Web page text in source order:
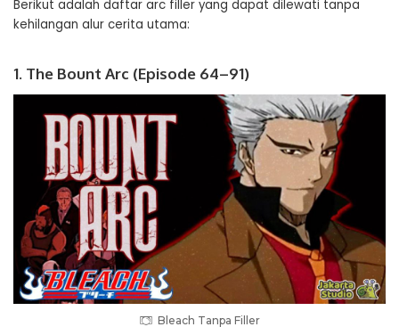
Berikut adalah daftar arc filler yang dapat dilewati tanpa
kehilangan alur cerita utama:
1. The Bount Arc (Episode 64–91)
Bleach Tanpa Filler